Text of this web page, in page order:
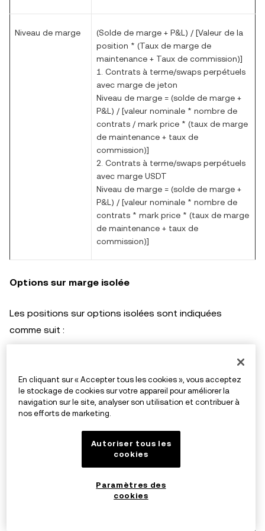
Niveau de marge
(Solde de marge + P&L) / [Valeur de la
position * (Taux de marge de
maintenance + Taux de commission)]
1. Contrats à terme/swaps perpétuels
avec marge de jeton
Niveau de marge = (solde de marge +
P&L) / [valeur nominale * nombre de
contrats / mark price * (taux de marge
de maintenance + taux de
commission)]
2. Contrats à terme/swaps perpétuels
avec marge USDT
Niveau de marge = (solde de marge +
P&L) / [valeur nominale * nombre de
contrats * mark price * (taux de marge
de maintenance + taux de
commission)]
Options sur marge isolée
Les positions sur options isolées sont indiquées
comme suit :
Durée Définition
Le montant total des positions
En cliquant sur « Accepter tous les cookies », vous acceptez
le stockage de cookies sur votre appareil pour améliorer la
navigation sur le site, analyser son utilisation et contribuer à
nos efforts de marketing.
Autoriser tous les
cookies
Paramètres des
cookies